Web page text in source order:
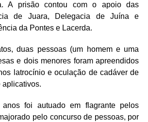
A prisão contou com o apoio das
de Juara, Delegacia de Juína e
da Pontes e Lacerda.
duas pessoas (um homem e uma
e dois menores foram apreendidos
latrocínio e oculação de cadáver de
aplicativos.
foi autuado em flagrante pelos
pelo concurso de pessoas, por